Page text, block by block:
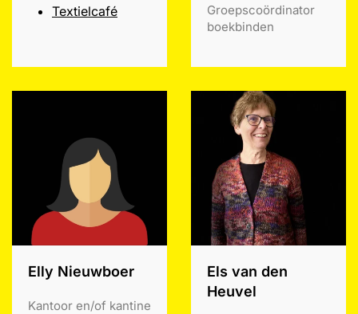
Textielcafé
Groepscoördinator
boekbinden
Elly Nieuwboer
Kantoor en/of kantine
Els van den
Heuvel